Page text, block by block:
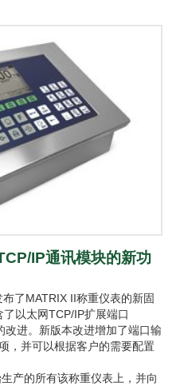
IP通讯模块的新功
了MATRIX II称重仪表的新固
以太网TCP/IP扩展端口
改进。新版本改进增加了端口输
，并可以根据客户的需要配置
产的所有该称重仪表上，并向